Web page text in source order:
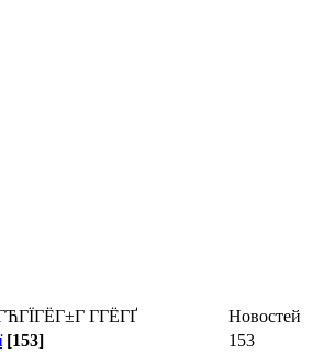
Г­ГЁГҐ
Новостей
[153]
153